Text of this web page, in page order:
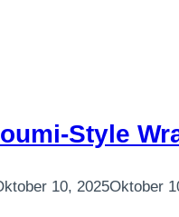
Style
10, 2025Oktober